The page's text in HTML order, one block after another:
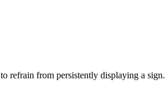
refrain from persistently displaying a sign.